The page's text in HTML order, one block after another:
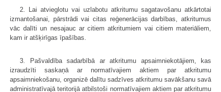
2. Lai atvieglotu vai uzlabotu atkritumu sagatavošanu atkārtotai
izmantošanai, pārstrādi vai citas reģenerācijas darbības, atkritumus
vāc dalīti un nesajauc ar citiem atkritumiem vai citiem materiāliem,
kam ir atšķirīgas īpašības.
3. Pašvaldība sadarbībā ar atkritumu apsaimniekotājiem, kas
izraudzīti saskaņā ar normatīvajiem aktiem par atkritumu
apsaimniekošanu, organizē dalītu sadzīves atkritumu savākšanu savā
administratīvajā teritorijā atbilstoši normatīvajiem aktiem par atkritumu